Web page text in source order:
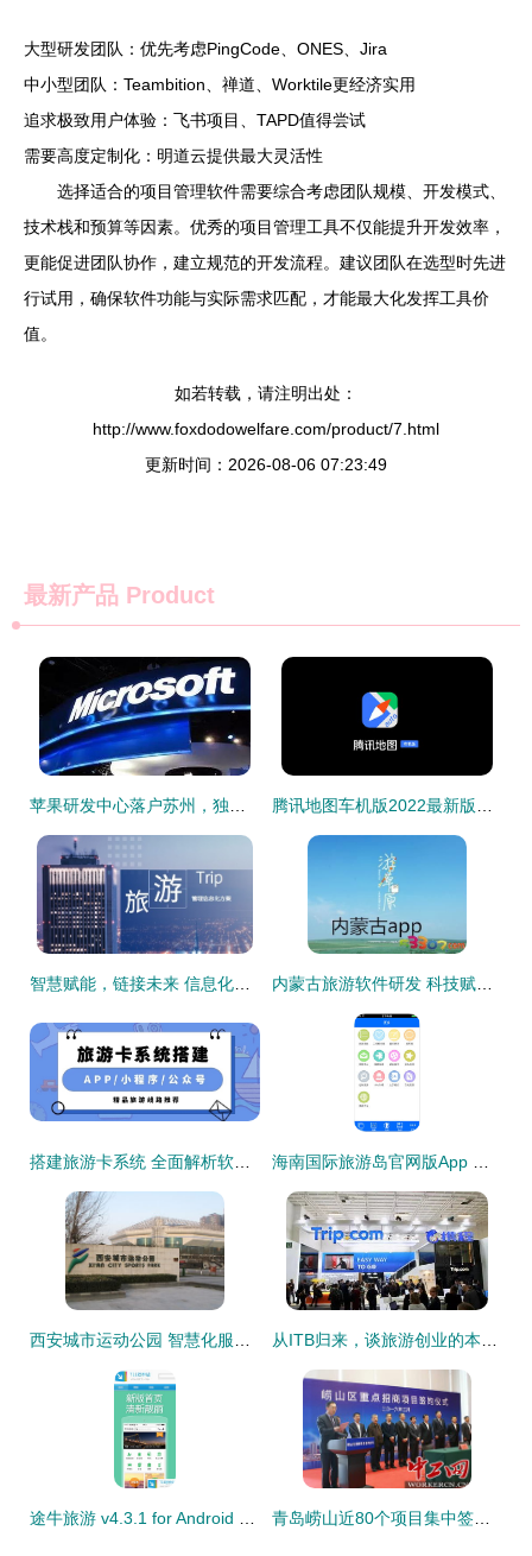
大型研发团队：优先考虑PingCode、ONES、Jira
中小型团队：Teambition、禅道、Worktile更经济实用
追求极致用户体验：飞书项目、TAPD值得尝试
需要高度定制化：明道云提供最大灵活性
选择适合的项目管理软件需要综合考虑团队规模、开发模式、
技术栈和预算等因素。优秀的项目管理工具不仅能提升开发效率，
更能促进团队协作，建立规范的开发流程。建议团队在选型时先进
行试用，确保软件功能与实际需求匹配，才能最大化发挥工具价
值。
如若转载，请注明出处：
http://www.foxdodowelfare.com/product/7.html
更新时间：2026-08-06 07:23:49
最新产品 Product